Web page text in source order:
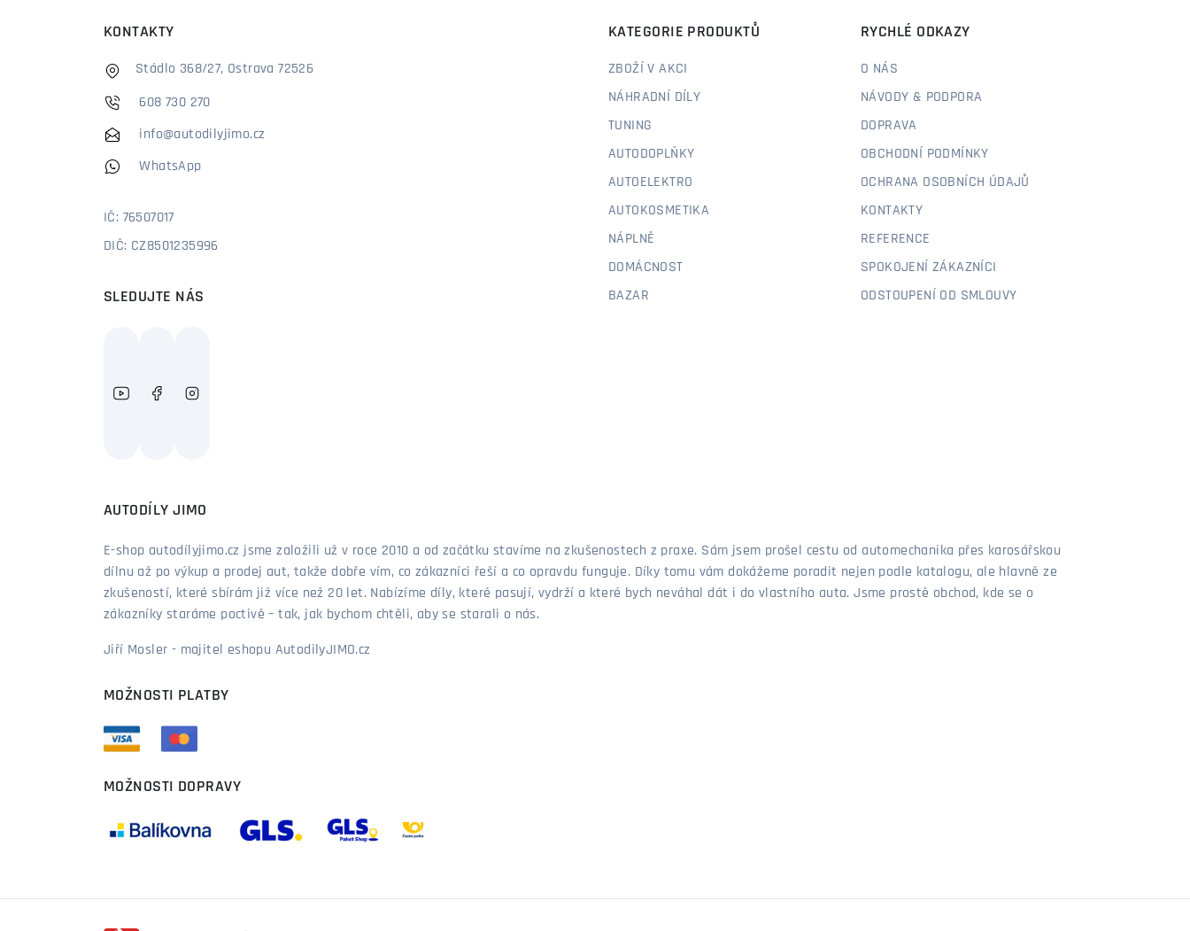
KONTAKTY
Stádlo 368/27, Ostrava 72526
608 730 270
info@autodilyjimo.cz
WhatsApp
IČ: 76507017
DIČ: CZ8501235996
SLEDUJTE NÁS
KATEGORIE PRODUKTŮ
ZBOŽÍ V AKCI
NÁHRADNÍ DÍLY
TUNING
AUTODOPLŇKY
AUTOELEKTRO
AUTOKOSMETIKA
NÁPLNĚ
DOMÁCNOST
BAZAR
RYCHLÉ ODKAZY
O NÁS
NÁVODY & PODPORA
DOPRAVA
OBCHODNÍ PODMÍNKY
OCHRANA OSOBNÍCH ÚDAJŮ
KONTAKTY
REFERENCE
SPOKOJENÍ ZÁKAZNÍCI
ODSTOUPENÍ OD SMLOUVY
AUTODÍLY JIMO
E-shop autodílyjimo.cz jsme založili už v roce 2010 a od začátku stavíme na zkušenostech z praxe. Sám jsem prošel cestu od automechanika přes karosářskou
dílnu až po výkup a prodej aut, takže dobře vím, co zákazníci řeší a co opravdu funguje. Díky tomu vám dokážeme poradit nejen podle katalogu, ale hlavně ze
zkušeností, které sbírám již více než 20 let. Nabízíme díly, které pasují, vydrží a které bych neváhal dát i do vlastního auta. Jsme prostě obchod, kde se o
zákazníky staráme poctivě – tak, jak bychom chtěli, aby se starali o nás.
Jiří Mosler - majitel eshopu AutodilyJIMO.cz
MOŽNOSTI PLATBY
MOŽNOSTI DOPRAVY